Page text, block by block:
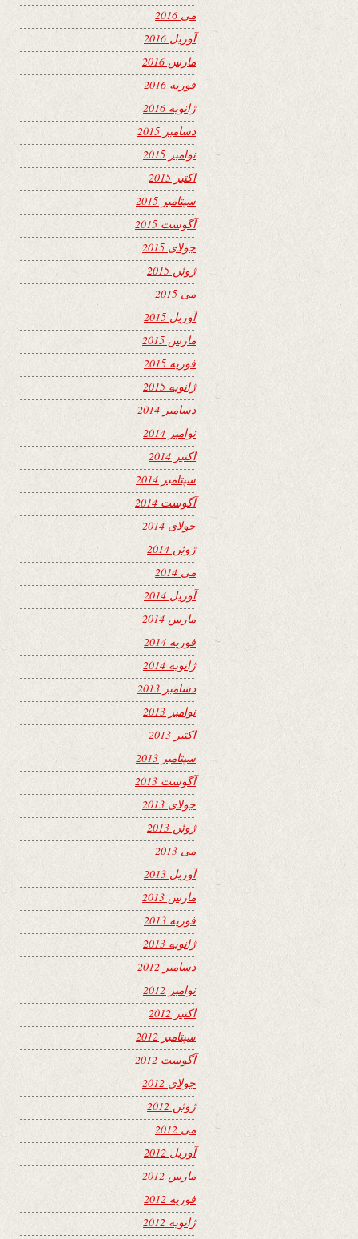
می 2016
آوریل 2016
مارس 2016
فوریه 2016
ژانویه 2016
دسامبر 2015
نوامبر 2015
اکتبر 2015
سپتامبر 2015
آگوست 2015
جولای 2015
ژوئن 2015
می 2015
آوریل 2015
مارس 2015
فوریه 2015
ژانویه 2015
دسامبر 2014
نوامبر 2014
اکتبر 2014
سپتامبر 2014
آگوست 2014
جولای 2014
ژوئن 2014
می 2014
آوریل 2014
مارس 2014
فوریه 2014
ژانویه 2014
دسامبر 2013
نوامبر 2013
اکتبر 2013
سپتامبر 2013
آگوست 2013
جولای 2013
ژوئن 2013
می 2013
آوریل 2013
مارس 2013
فوریه 2013
ژانویه 2013
دسامبر 2012
نوامبر 2012
اکتبر 2012
سپتامبر 2012
آگوست 2012
جولای 2012
ژوئن 2012
می 2012
آوریل 2012
مارس 2012
فوریه 2012
ژانویه 2012